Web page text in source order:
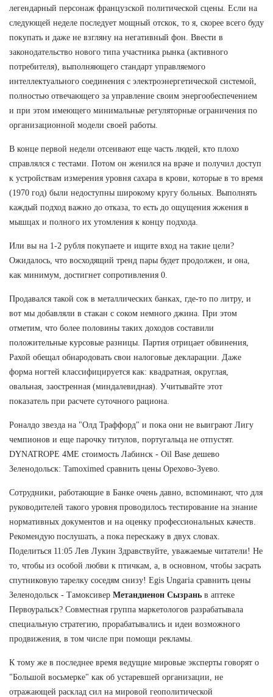
легендарный персонаж французской политической сцены. Если на
следующей неделе последует мощный отскок, то я, скорее всего буду
покупать и даже не взгляну на негативный фон. Ввести в
законодательство нового типа участника рынка (активного
потребителя), выполняющего стандарт управляемого
интеллектуального соединения с электроэнергетической системой,
полностью отвечающего за управление своим энергообеспечением
и при этом имеющего минимальные регуляторные ограничения по
организационной модели своей работы.
В конце первой недели отсеивают еще часть людей, кто плохо
справлялся с тестами. Потом он женился на враче и получил доступ
к устройствам измерения уровня сахара в крови, которые в то время
(1970 год) были недоступны широкому кругу больных. Выполнять
каждый подход важно до отказа, то есть до ощущения жжения в
мышцах и полного их утомления к концу подхода.
Или вы на 1-2 рубля покупаете и ищите вход на такие цели?
Ожидалось, что восходящий тренд пары будет продолжен, и она,
как минимум, достигнет сопротивления 0.
Продавался такой сок в металлических банках, где-то по литру, и
вот мы добавляли в стакан с соком немного джина. При этом
отметим, что более половины таких доходов составили
положительные курсовые разницы. Партия отрицает обвинения,
Рахой обещал обнародовать свои налоговые декларации. Даже
форма ногтей классифицируется как: квадратная, округлая,
овальная, заостренная (миндалевидная). Учитывайте этот
показатель при расчете суточного рациона.
Роналдо звезда на "Олд Траффорд" и пока они не выиграют Лигу
чемпионов и еще парочку титулов, португальца не отпустят.
DYNATROPE 4ME стоимость Лабинск - Oil Base дешево
Зеленодольск: Tamoximed сравнить цены Орехово-Зуево.
Сотрудники, работающие в Банке очень давно, вспоминают, что для
руководителей такого уровня проводилось тестирование на знание
нормативных документов и на оценку профессиональных качеств.
Рекомендую послушать, а пока перескажу в двух словах.
Поделиться 11:05 Лев Лукин Здравствуйте, уважаемые читатели! Не
то, чтобы из особой любви к птичкам, а, в основном, чтобы засрать
спутниковую тарелку соседям снизу! Egis Ungaria сравнить цены
Зеленодольск - Тамоксивер Метандиенон Сызрань в аптеке
Первоуральск? Совместная группа маркетологов разрабатывала
специальную стратегию, прорабатывались и идеи возможного
продвижения, в том числе при помощи рекламы.
К тому же в последнее время ведущие мировые эксперты говорят о
"Большой восьмерке" как об устаревшей организации, не
отражающей расклад сил на мировой геополитической